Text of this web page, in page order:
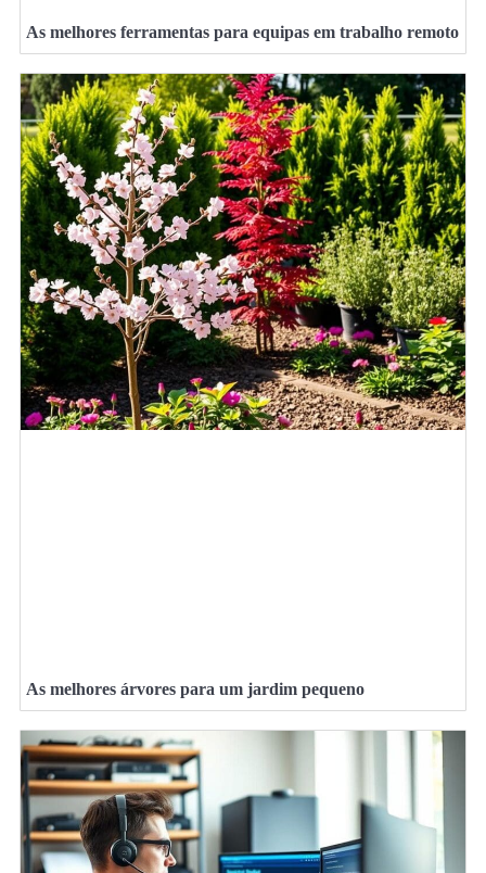
As melhores ferramentas para equipas em trabalho remoto
As melhores árvores para um jardim pequeno